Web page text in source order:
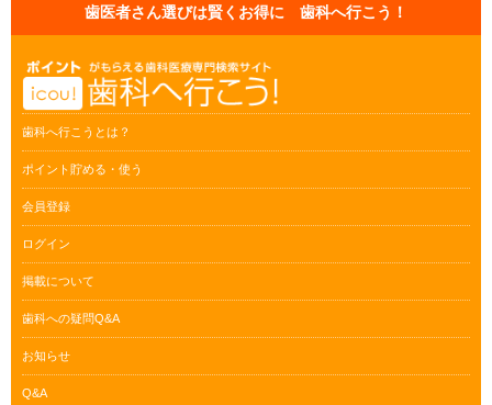
歯医者さん選びは賢くお得に 歯科へ行こう！
歯科へ行こうとは？
ポイント貯める・使う
会員登録
ログイン
掲載について
歯科への疑問Q&A
お知らせ
Q&A